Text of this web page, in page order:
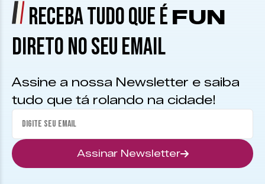
RECEBA TUDO QUE É FUN
DIRETO NO SEU EMAIL
Assine a nossa Newsletter e saiba
tudo que tá rolando na cidade!
Assinar Newsletter